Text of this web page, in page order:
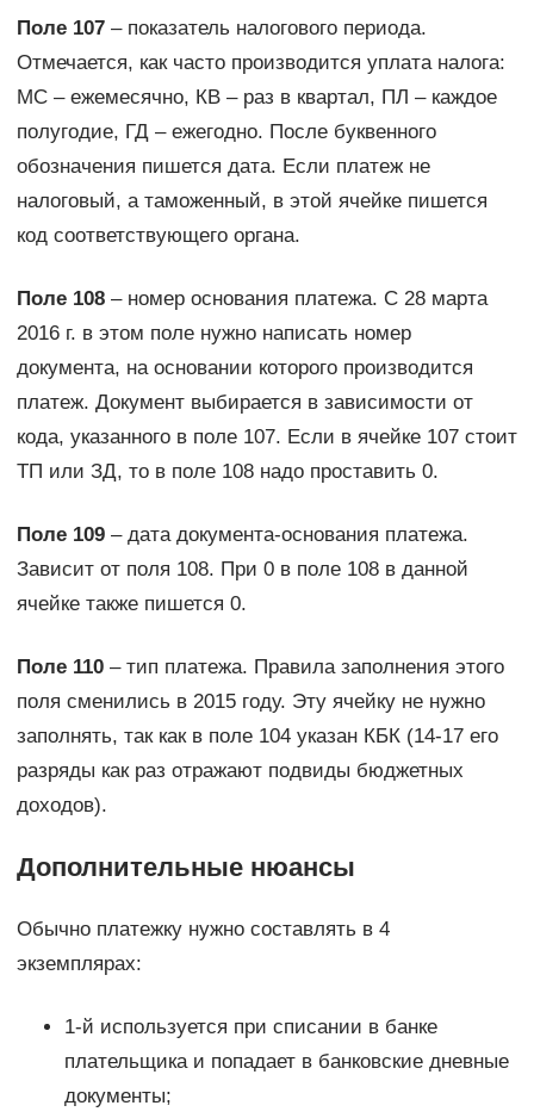
Поле 107– показатель налогового периода.
Отмечается, как часто производится уплата налога:
МС – ежемесячно, КВ – раз в квартал, ПЛ – каждое
полугодие, ГД – ежегодно. После буквенного
обозначения пишется дата. Если платеж не
налоговый, а таможенный, в этой ячейке пишется
код соответствующего органа.
Поле 108– номер основания платежа. С 28 марта
2016 г. в этом поле нужно написать номер
документа, на основании которого производится
платеж. Документ выбирается в зависимости от
кода, указанного в поле 107. Если в ячейке 107 стоит
ТП или ЗД, то в поле 108 надо проставить 0.
Поле 109– дата документа-основания платежа.
Зависит от поля 108. При 0 в поле 108 в данной
ячейке также пишется 0.
Поле 110– тип платежа. Правила заполнения этого
поля сменились в 2015 году. Эту ячейку не нужно
заполнять, так как в поле 104 указан КБК (14-17 его
разряды как раз отражают подвиды бюджетных
доходов).
Дополнительные нюансы
Обычно платежку нужно составлять в 4
экземплярах:
1-й используется при списании в банке
плательщика и попадает в банковские дневные
документы;